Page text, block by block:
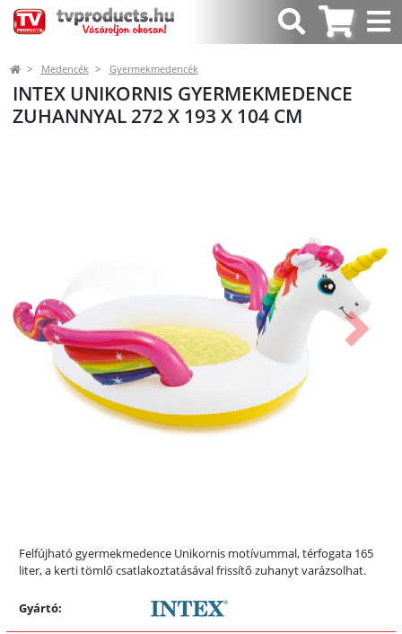
Medencék Gyermekmedencék
INTEX UNIKORNIS GYERMEKMEDENCE
ZUHANNYAL 272 X 193 X 104 CM
Előző
Felfújható gyermekmedence Unikornis motívummal, térfogata 165
liter, a kerti tömlő csatlakoztatásával frissítő zuhanyt varázsolhat.
Gyártó: